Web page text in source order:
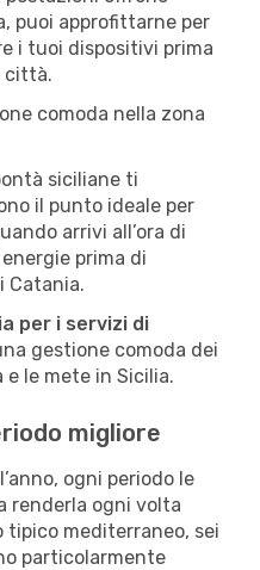
puoi approfittarne per
i tuoi dispositivi prima
città.
comoda nella zona
siciliane ti
il punto ideale per
arrivi all’ora di
prima di
Catania.
per i servizi di
gestione comoda dei
le mete in Sicilia.
migliore
ogni periodo le
renderla ogni volta
tipico mediterraneo, sei
particolarmente